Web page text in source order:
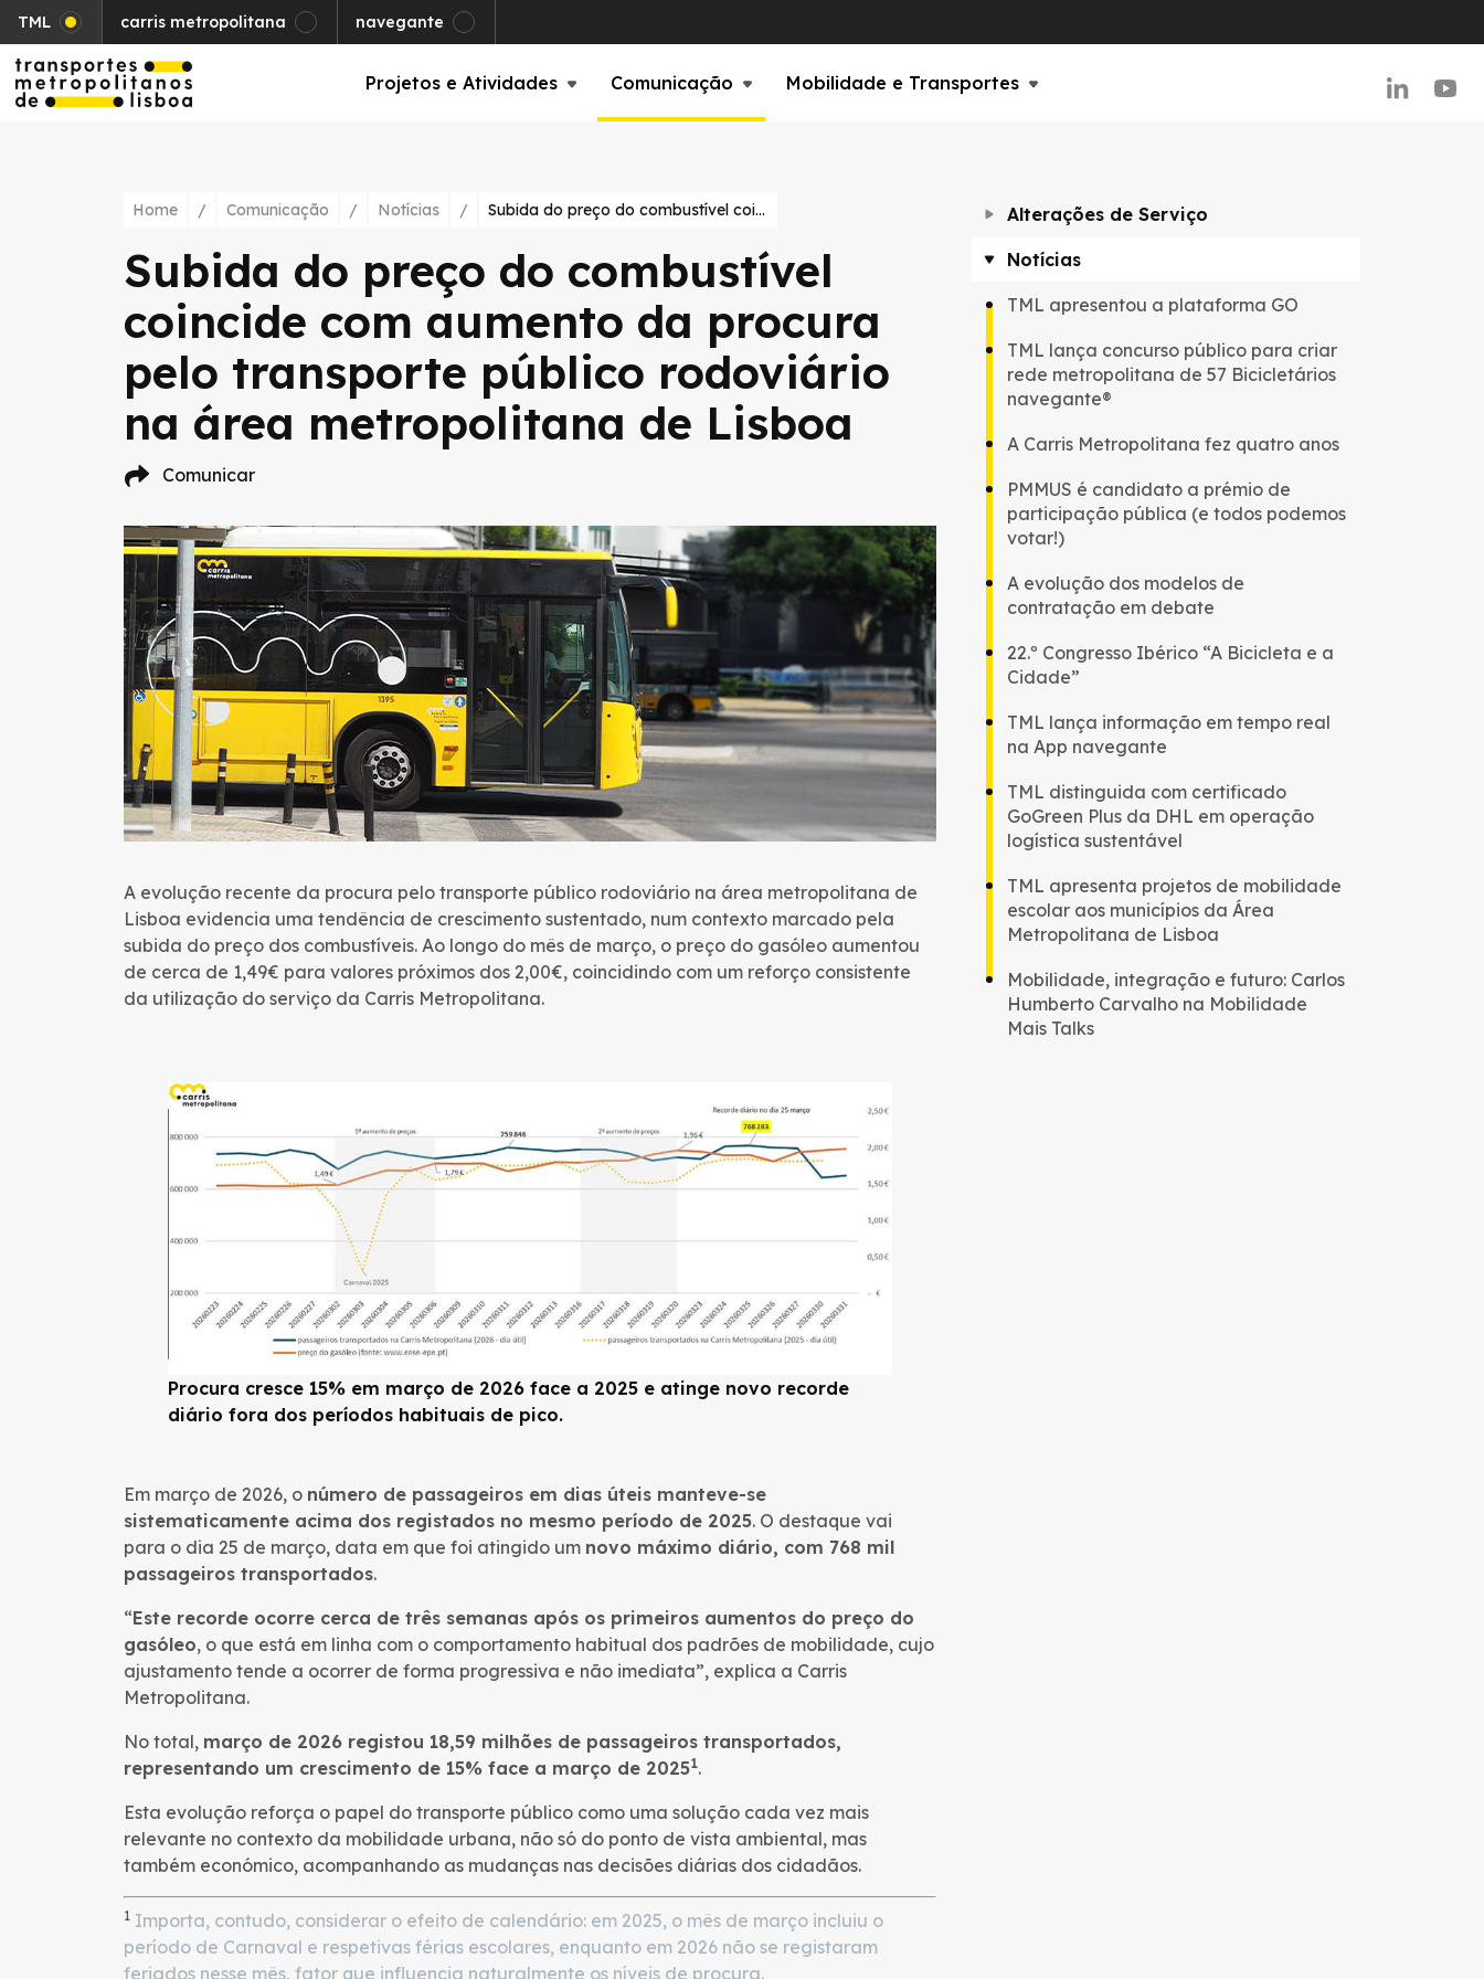
TML carris metropolitana navegante
Projetos e Atividades Comunicação Mobilidade e Transportes
Home / Comunicação / Notícias / Subida do preço do combustível coincide com aumento da procura pelo transporte público rodoviário na área metropolitana de Lisboa
Subida do preço do combustível
coincide com aumento da procura
pelo transporte público rodoviário
na área metropolitana de Lisboa
Comunicar
A evolução recente da procura pelo transporte público rodoviário na área metropolitana de
Lisboa evidencia uma tendência de crescimento sustentado, num contexto marcado pela
subida do preço dos combustíveis. Ao longo do mês de março, o preço do gasóleo aumentou
de cerca de 1,49€ para valores próximos dos 2,00€, coincidindo com um reforço consistente
da utilização do serviço da Carris Metropolitana.
Procura cresce 15% em março de 2026 face a 2025 e atinge novo recorde
diário fora dos períodos habituais de pico.
Em março de 2026, o número de passageiros em dias úteis manteve-se
sistematicamente acima dos registados no mesmo período de 2025. O destaque vai
para o dia 25 de março, data em que foi atingido um novo máximo diário, com 768 mil
passageiros transportados.
“Este recorde ocorre cerca de três semanas após os primeiros aumentos do preço do
gasóleo, o que está em linha com o comportamento habitual dos padrões de mobilidade, cujo
ajustamento tende a ocorrer de forma progressiva e não imediata”, explica a Carris
Metropolitana.
No total, março de 2026 registou 18,59 milhões de passageiros transportados,
representando um crescimento de 15% face a março de 20251.
Esta evolução reforça o papel do transporte público como uma solução cada vez mais
relevante no contexto da mobilidade urbana, não só do ponto de vista ambiental, mas
também económico, acompanhando as mudanças nas decisões diárias dos cidadãos.
1 Importa, contudo, considerar o efeito de calendário: em 2025, o mês de março incluiu o
período de Carnaval e respetivas férias escolares, enquanto em 2026 não se registaram
feriados nesse mês, fator que influencia naturalmente os níveis de procura.
Alterações de Serviço
Notícias
TML apresentou a plataforma GO
TML lança concurso público para criar
rede metropolitana de 57 Bicicletários
navegante®
A Carris Metropolitana fez quatro anos
PMMUS é candidato a prémio de
participação pública (e todos podemos
votar!)
A evolução dos modelos de
contratação em debate
22.º Congresso Ibérico “A Bicicleta e a
Cidade”
TML lança informação em tempo real
na App navegante
TML distinguida com certificado
GoGreen Plus da DHL em operação
logística sustentável
TML apresenta projetos de mobilidade
escolar aos municípios da Área
Metropolitana de Lisboa
Mobilidade, integração e futuro: Carlos
Humberto Carvalho na Mobilidade
Mais Talks